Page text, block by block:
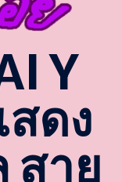
Y
ดง
สาย